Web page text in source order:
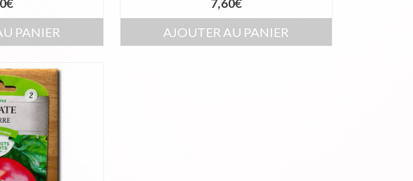
PANIER
AJOUTER AU PANIER